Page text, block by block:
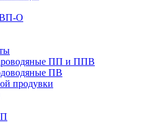
ВП-О
ПП и ППВ
ПВ
продувки